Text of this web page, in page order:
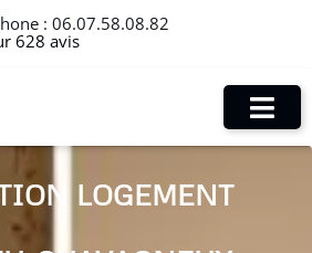
: 06.07.58.08.82
628 avis
LOGEMENT